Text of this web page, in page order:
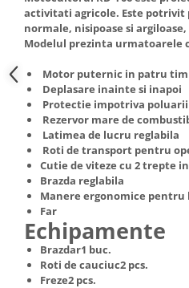
Scari metalice
Strungurii
Scule cu acumulator
Scule pentru electricieni
Truse de scule
Truse de lipit PPR
Ventuze cu brate pentru
Vibratoare beton
independente
Masini de spalat rufe
Masini de spalat rufe verticale
Masini de spalat rufe
Masini de spalat rufe cu uscator
Uscatoare de rufe
Masini de facut paine
Pachete electrocasnice
incorporabile
Seturi oale
SANDWICH MAKER
Storcatoare de fructe
activitati agricole. Este
normale, nisipoase si
Modelul prezinta urmatoarele
Motor puternic in patru
Deplasare inainte si inapoi
Protectie impotriva poluarii
Rezervor mare de
Latimea de lucru reglabila
Roti de transport pentru
Cutie de viteze cu 2 trepte
Brazda reglabila
Manere ergonomice
Far
Echipamente
Brazdar1 buc.
Roti de cauciuc2 pcs.
Freze2 pcs.